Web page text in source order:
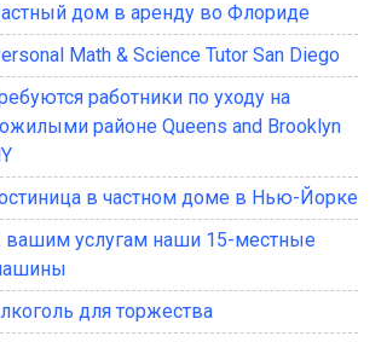
дом в аренду во Флориде
Math & Science Tutor San Diego
работники по уходу на
районе Queens and Brooklyn
в частном доме в Нью-Йорке
вашим услугам наши 15-местные
для торжества